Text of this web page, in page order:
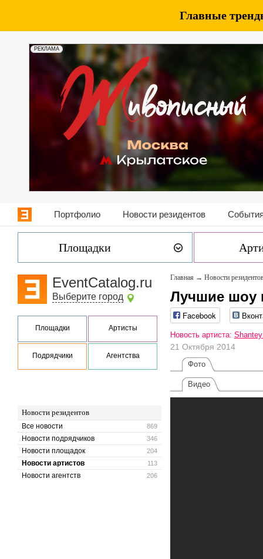
РЕКЛАМА
Главные
Портфолио Новости резидентов
Площадки
EventCatalog.ru
Выберите город
Площадки Артисты
Подрядчики Агентства
Новости резидентов
869
Все новости
346
Новости подрядчиков
204
Новости площадок
113
Новости артистов
206
Новости агентств
Главная → Новости
Лучшие шоу
Facebook
Новость артиста:
21 Октября 2014
Фото
Видео